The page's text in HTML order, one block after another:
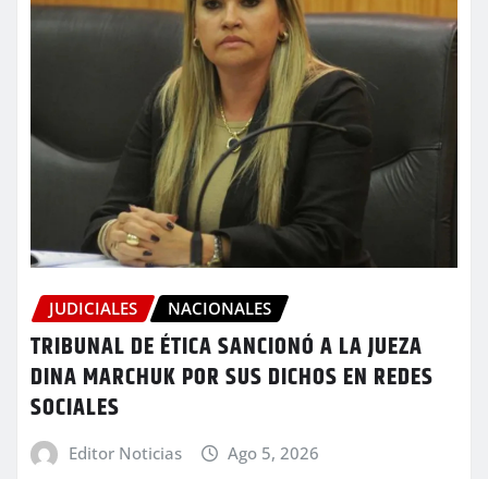
JUDICIALES NACIONALES
TRIBUNAL DE ÉTICA SANCIONÓ A LA JUEZA
DINA MARCHUK POR SUS DICHOS EN REDES
SOCIALES
Editor Noticias Ago 5, 2026